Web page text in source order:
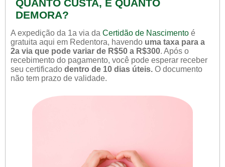
QUANTO CUSTA, E QUANTO
DEMORA?
A expedição da 1a via da Certidão de Nascimento é
gratuita aqui em Redentora, havendo uma taxa para a
2a via que pode variar de R$50 a R$300. Após o
recebimento do pagamento, você pode esperar receber
seu certificado dentro de 10 dias úteis. O documento
não tem prazo de validade.